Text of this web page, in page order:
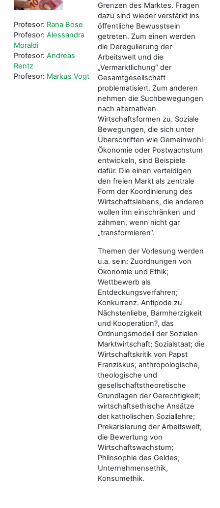
Grenzen des Marktes. Fragen
dazu sind wieder verstärkt ins
öffentliche Bewusstsein
getreten. Zum einen werden
die Deregulierung der
Arbeitswelt und die
„Vermarktlichung“ der
Gesamtgesellschaft
problematisiert. Zum anderen
nehmen die Suchbewegungen
nach alternativen
Wirtschaftsformen zu. Soziale
Bewegungen, die sich unter
Überschriften wie Gemeinwohl-
Ökonomie oder Postwachstum
entwickeln, sind Beispiele
dafür. Die einen verteidigen
den freien Markt als zentrale
Form der Koordinierung des
Wirtschaftslebens, die anderen
wollen ihn einschränken und
zähmen, wenn nicht gar
„transformieren“.
Themen der Vorlesung werden
u.a. sein: Zuordnungen von
Ökonomie und Ethik;
Wettbewerb als
Entdeckungsverfahren;
Konkurrenz. Antipode zu
Nächstenliebe, Barmherzigkeit
und Kooperation?, das
Ordnungsmodell der Sozialen
Marktwirtschaft; Sozialstaat; die
Wirtschaftskritik von Papst
Franziskus; anthropologische,
theologische und
gesellschaftstheoretische
Grundlagen der Gerechtigkeit;
wirtschaftsethische Ansätze
der katholischen Soziallehre;
Prekarisierung der Arbeitswelt;
die Bewertung von
Wirtschaftswachstum;
Philosophie des Geldes;
Unternehmensethik,
Konsumethik.
Profesor: Rana Bose
Profesor: Alessandra
Moraldi
Profesor: Andreas
Rentz
Profesor: Markus Vogt